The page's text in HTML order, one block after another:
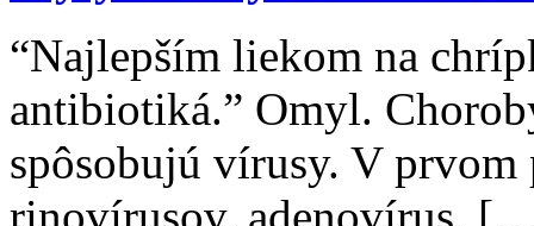
“Najlepším liekom na
antibiotiká.” Omyl.
spôsobujú vírusy. V
rinovírusov, adenovírus,